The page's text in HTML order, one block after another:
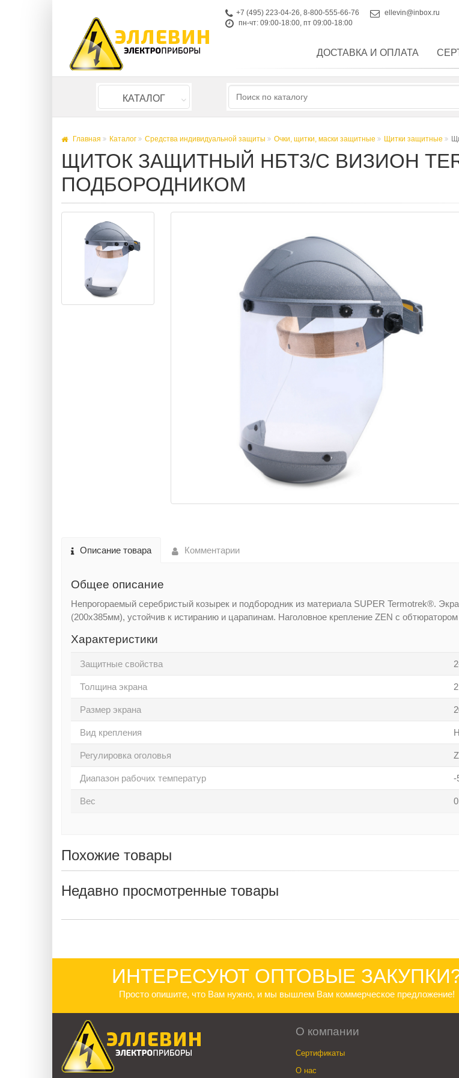
+7 (495) 223-04-26, 8-800-555-66-76
ellevin@inbox.ru
пн-чт: 09:00-18:00, пт 09:00-18:00
ДОСТАВКА И ОПЛАТА
КАТАЛОГ
Главная Каталог Средства индивидуальной защиты Очки, щитки, маски защитные Щитки защитные
ЩИТОК ЗАЩИТНЫЙ НБТ3/С ВИЗИОН
ПОДБОРОДНИКОМ
Описание товара Комментарии
Общее описание
Непрогораемый серебристый козырек и подбородник из материала SUPER Termotrek®.
(200х385мм), устойчив к истиранию и царапинам. Наголовное крепление ZEN с
Характеристики
Защитные свойства
Толщина экрана
Размер экрана
Вид крепления
Регулировка оголовья
Диапазон рабочих температур -
Вес
Похожие товары
Недавно просмотренные товары
ИНТЕРЕСУЮТ ОПТОВЫЕ
Просто опишите, что Вам нужно, и мы вышлем Вам коммерческое предложение!
О компании
Сертификаты
О нас